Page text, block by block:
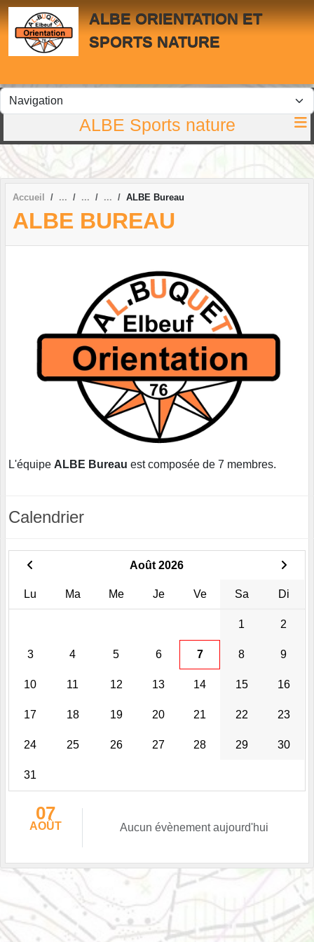
ALBE ORIENTATION ET
SPORTS NATURE
ALBE Sports nature
Accueil ALBE Bureau
ALBE BUREAU
L'équipe ALBE Bureau est composée de 7 membres.
Calendrier
Août 2026
Lu Ma Me Je Ve Sa Di
1 2
3 4 5 6 7 8 9
10 11 12 13 14 15 16
17 18 19 20 21 22 23
24 25 26 27 28 29 30
31
07
AOÛT Aucun évènement aujourd'hui
Panneau de gestion des cookies